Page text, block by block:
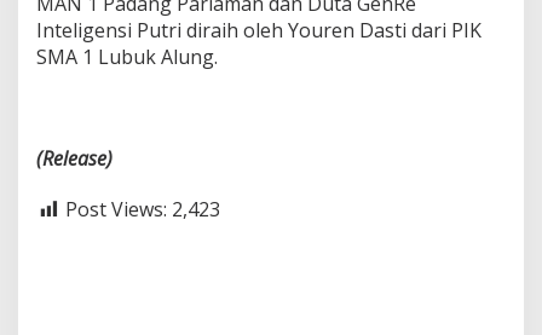
Inteligensi Putri diraih oleh Youren Dasti dari PIK
SMA 1 Lubuk Alung.
(Release)
Post Views: 2,423